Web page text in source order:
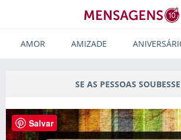
AMOR AMIZADE
SE AS PESSOAS
Salvar